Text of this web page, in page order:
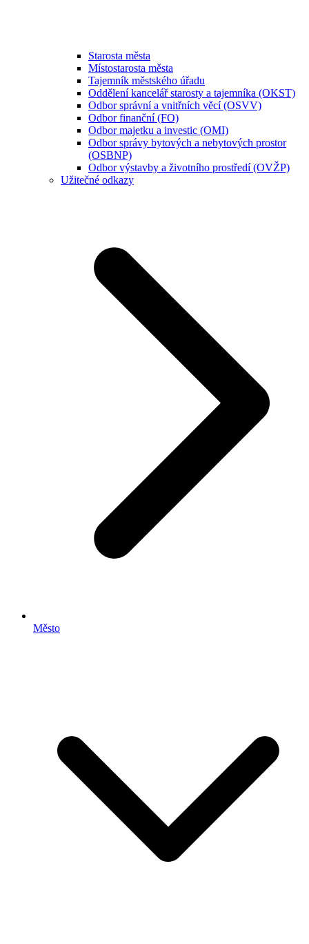
Starosta města
Místostarosta města
Tajemník městského úřadu
Oddělení kancelář starosty a tajemníka (OKST)
Odbor správní a vnitřních věcí (OSVV)
Odbor finanční (FO)
Odbor majetku a investic (OMI)
Odbor správy bytových a nebytových prostor
(OSBNP)
Odbor výstavby a životního prostředí (OVŽP)
Užitečné odkazy
Město